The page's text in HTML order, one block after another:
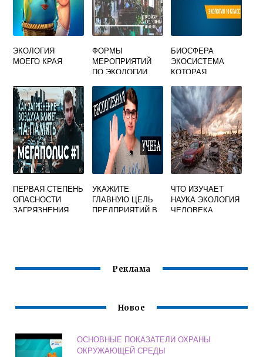
ЭКОЛОГИЯ
МОЕГО КРАЯ
ФОРМЫ
МЕРОПРИЯТИЙ
ПО ЭКОЛОГИИ
БИОСФЕРА
ЭКОСИСТЕМА
КОТОРАЯ
ПЕРВАЯ СТЕПЕНЬ
ОПАСНОСТИ
ЗАГРЯЗНЕНИЯ
УКАЖИТЕ
ГЛАВНУЮ ЦЕЛЬ
ПРЕДПРИЯТИЙ В
ЧТО ИЗУЧАЕТ
НАУКА ЭКОЛОГИЯ
ЧЕЛОВЕКА
Реклама
Новое
ОСНОВНЫЕ ПОКАЗАТЕЛИ ОХРАНЫ
ОКРУЖАЮЩЕЙ СРЕДЫ